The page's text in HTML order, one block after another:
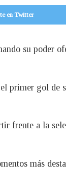
en Twitter
su poder
primer gol de
frente a la
más